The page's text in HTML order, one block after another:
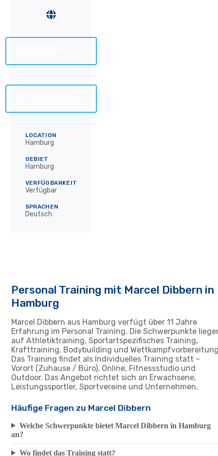
LOCATION
Hamburg
GEBIET
Hamburg
VERFÜGBARKEIT
Verfügbar
SPRACHEN
Deutsch
Personal Training mit Marcel Dibbern in
Hamburg
Marcel Dibbern aus Hamburg verfügt über 11 Jahre
Erfahrung im Personal Training. Die Schwerpunkte
auf Athletiktraining, Sportartspezifisches Training,
Krafttraining, Bodybuilding und
Das Training findet als Individuelles Training statt –
Vorort (Zuhause / Büro), Online, Fitnessstudio und
Outdoor. Das Angebot richtet sich an Erwachsene,
Leistungssportler, Sportvereine und Unternehmen.
Häufige Fragen zu Marcel Dibbern
Welche Schwerpunkte bietet Marcel Dibbern in Hamburg
an?
Wo findet das Training statt?